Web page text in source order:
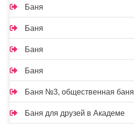
Баня
Баня
Баня
Баня
Баня №3, общественная баня
Баня для друзей в Академе